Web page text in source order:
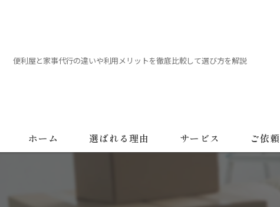
便利屋と家事代行の違いや利用メリットを徹底比較して選び方を解説
ホーム 選ばれる理由 サービス ご依